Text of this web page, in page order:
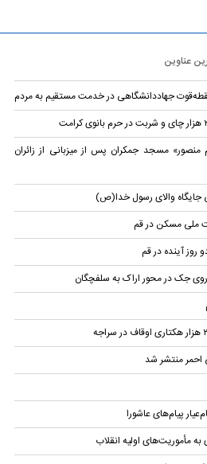
عناوین
نقطه‌قوت جهاددانشگاهی در خدمت مستقیم به مردم
مسجد جمکران پس از میزبانی از زائران
جایگاه والای رسول خدا(ص)
آینده در قم
احمر منتشر شد
پیام‌های عاشورا
مأموریت‌های اولیه انقلاب